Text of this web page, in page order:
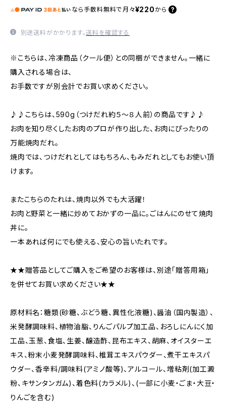
なら 手数料無料で 月々¥220 から
別途送料がかかります。送料を確認する
※こちらは、冷凍商品（クール便）との同梱ができません。一緒に
購入される場合は、
お手数ですが別会計でお買い求めください。
♪♪こちらは、590g（つけだれ約５～８人前）の商品です♪♪
お肉を知り尽くしたお肉のプロが作り出した、お肉にぴったりの
万能焼肉だれ。
焼肉では、つけだれとしてはもちろん、もみだれとしてもお使い頂
けます。
またこちらのたれは、焼肉以外でも大活躍！
お肉と野菜と一緒に炒めておかずの一品に。ごはんにのせて焼肉
丼に。
一本あれば何にでも使える、安心の旨いたれです。
★★贈答品としてご購入をご希望のお客様は、別途「贈答用箱」
を併せてお買い求めください★★
原材料名：糖類(砂糖、ぶどう糖、異性化液糖)、醤油（国内製造）、
米発酵調味料、植物油脂、りんごパルプ加工品、おろしにんにく加
工品、玉葱、食塩、生姜、醸造酢、昆布エキス、胡麻、オイスターエ
キス、粉末小麦発酵調味料、椎茸エキスパウダー、煮干エキスパ
ウダー、香辛料/調味料(アミノ酸等)、アルコール、増粘剤(加工澱
粉、キサンタンガム)、着色料(カラメル)、(一部に小麦・ごま・大豆・
りんごを含む)